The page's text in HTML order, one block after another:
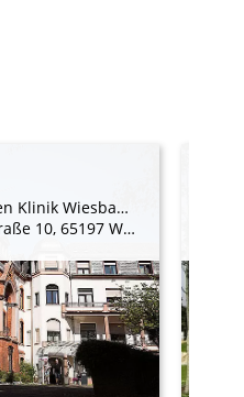
Asklepios Paulinen Klinik Wiesbaden
65197 Wiesbaden